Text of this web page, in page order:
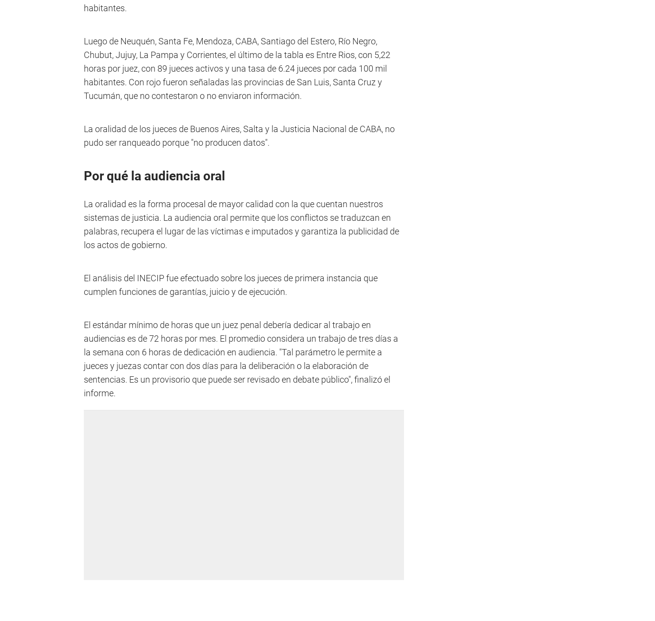
habitantes.
Luego de Neuquén, Santa Fe, Mendoza, CABA, Santiago del Estero, Río Negro,
Chubut, Jujuy, La Pampa y Corrientes, el último de la tabla es Entre Rios, con 5,22
horas por juez, con 89 jueces activos y una tasa de 6.24 jueces por cada 100 mil
habitantes. Con rojo fueron señaladas las provincias de San Luis, Santa Cruz y
Tucumán, que no contestaron o no enviaron información.
La oralidad de los jueces de Buenos Aires, Salta y la Justicia Nacional de CABA, no
pudo ser ranqueado porque "no producen datos".
Por qué la audiencia oral
La oralidad es la forma procesal de mayor calidad con la que cuentan nuestros
sistemas de justicia. La audiencia oral permite que los conflictos se traduzcan en
palabras, recupera el lugar de las víctimas e imputados y garantiza la publicidad de
los actos de gobierno.
El análisis del INECIP fue efectuado sobre los jueces de primera instancia que
cumplen funciones de garantías, juicio y de ejecución.
El estándar mínimo de horas que un juez penal debería dedicar al trabajo en
audiencias es de 72 horas por mes. El promedio considera un trabajo de tres días a
la semana con 6 horas de dedicación en audiencia. "Tal parámetro le permite a
jueces y juezas contar con dos días para la deliberación o la elaboración de
sentencias. Es un provisorio que puede ser revisado en debate público", finalizó el
informe.